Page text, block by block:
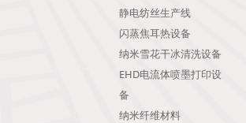
静电纺丝生产线
闪蒸焦耳热设备
纳米雪花干冰清洗设备
EHD电流体喷墨打印设
备
纳米纤维材料